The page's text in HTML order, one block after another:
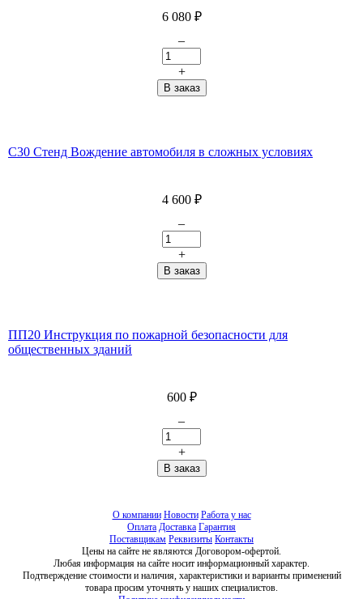
6 080 ₽
–
+
С30 Стенд Вождение автомобиля в сложных условиях
4 600 ₽
–
+
ПП20 Инструкция по пожарной безопасности для
общественных зданий
600 ₽
–
+
О компании Новости Работа у нас
Оплата Доставка Гарантия
Поставщикам Реквизиты Контакты
Цены на сайте не являются Договором-офертой.
Любая информация на сайте носит информационный характер.
Подтверждение стоимости и наличия, характеристики и варианты применений
товара просим уточнять у наших специалистов.